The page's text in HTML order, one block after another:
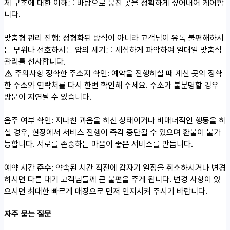
체 구조에 대한 이해를 바탕으로 뭉친 곳을 정확하게 짚어내어 케어합
니다.
맞춤형 관리 진행: 정형화된 방식이 아니라 고객님이 유독 불편해하시
는 부위나 선호하시는 압의 세기를 세심하게 파악하여 일대일 맞춤식
관리를 선사합니다.
주의사항정확한 주소지 확인: 예약을 진행하실 때 계신 곳의 정확
한 주소와 연락처를 다시 한번 확인해 주세요. 주소가 불분명할 경우
방문이 지연될 수 있습니다.
음주 여부 확인: 지나친 과음을 하신 상태이거나 비매너적인 행동을 하
실 경우, 현장에서 서비스 진행이 즉각 중단될 수 있으며 환불이 불가
능합니다. 서로를 존중하는 마음이 좋은 서비스를 만듭니다.
예약 시간 준수: 약속된 시간 직전에 갑자기 일정을 취소하시거나 변경
하시면 다른 대기 고객님들께 큰 불편을 주게 됩니다. 변경 사항이 있
으시면 최대한 빠르게 매장으로 먼저 인지시켜 주시기 바랍니다.
자주 묻는 질문